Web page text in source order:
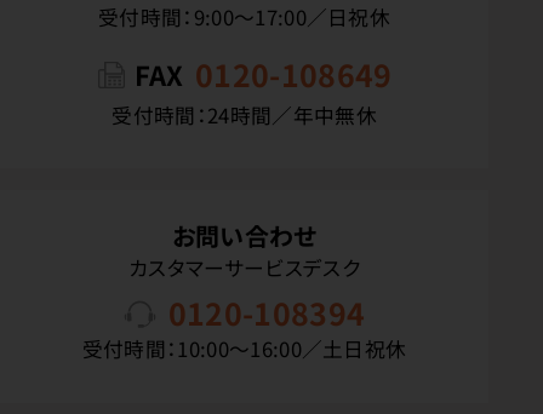
受付時間：9:00〜17:00／日祝休
FAX 0120-108649
受付時間：24時間／年中無休
お問い合わせ
カスタマーサービスデスク
0120-108394
受付時間：10:00〜16:00／土日祝休